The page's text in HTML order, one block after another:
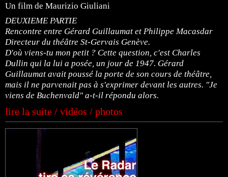
Un film de Maurizio Giuliani
DEUXIEME PARTIE
Rencontre entre Gérard Guillaumat et Philippe Macasdar
Directeur du théâtre St-Gervais Genève.
D'où viens-tu mon petit ? Cette question, c'est Charles
Dullin qui la lui a posée, un jour de 1947. Gérard
Guillaumat avait poussé la porte de son cours de théâtre,
mais il ne parvenait pas à s'exprimer devant les autres. "Je
viens de Buchenvald" a-t-il répondu alors.
lire la suite / vidéos / photos